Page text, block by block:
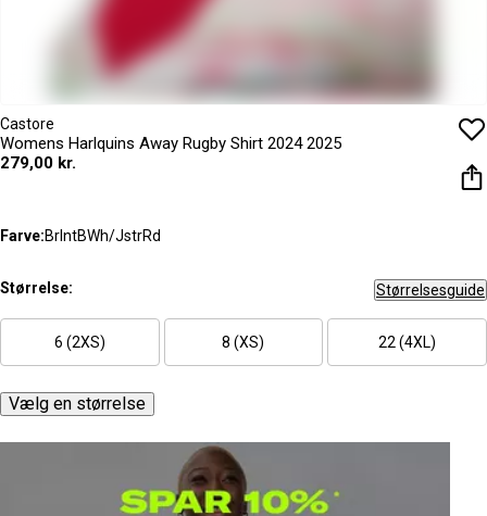
Castore
Womens Harlquins Away Rugby Shirt 2024 2025
279,00 kr.
Farve:BrlntBWh/JstrRd
Størrelse: Størrelsesguide
6 (2XS) 8 (XS) 22 (4XL)
Vælg en størrelse